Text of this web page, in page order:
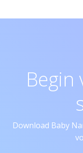
Begin
Download Baby